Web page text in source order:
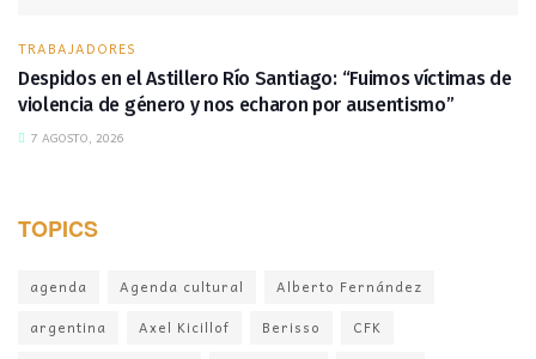
TRABAJADORES
Despidos en el Astillero Río Santiago: “Fuimos víctimas de
violencia de género y nos echaron por ausentismo”
7 AGOSTO, 2026
TOPICS
agenda Agenda cultural
Alberto Fernández
argentina
Axel Kicillof Berisso
CFK